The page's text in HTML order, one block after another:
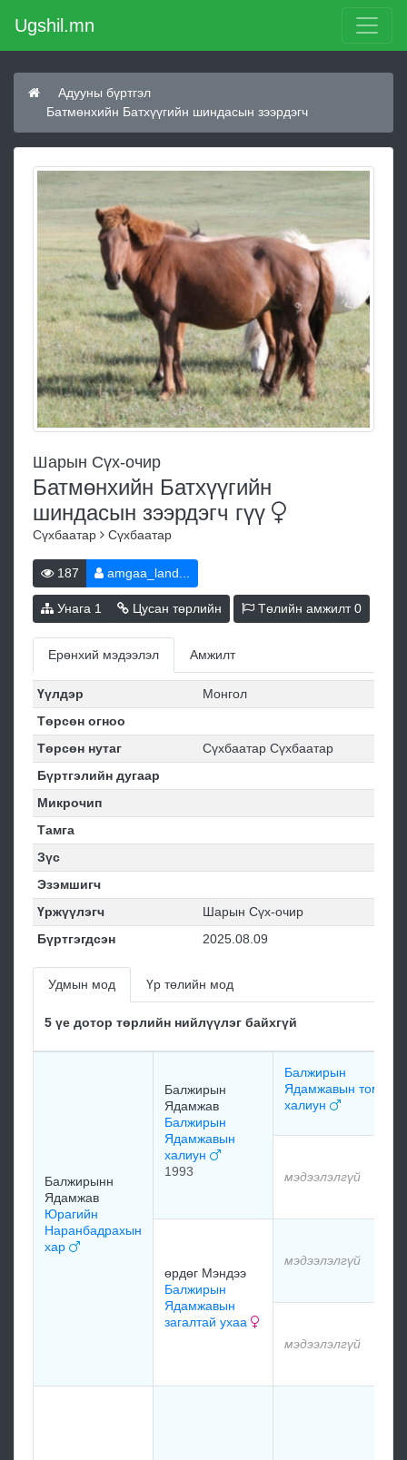
Ugshil.mn
Адууны бүртгэл
Батмөнхийн Батхүүгийн шиндасын зээрдэгч
Шарын Сүх-очир
Батмөнхийн Батхүүгийн
шиндасын зээрдэгч гүү
Сүхбаатар Сүхбаатар
187 amgaa_land...
Унага 1 Цусан төрлийн Төлийн амжилт0
Ерөнхий мэдээлэл Амжилт
Үүлдэр
Монгол
Төрсөн огноо
Төрсөн нутаг
Сүхбаатар Сүхбаатар
Бүртгэлийн дугаар
Микрочип
Тамга
Зүс
Эзэмшигч
Үржүүлэгч
Шарын Сүх-очир
Бүртгэгдсэн
2025.08.09
Удмын мод Үр төлийн мод
5 үе дотор төрлийн нийлүүлэг байхгүй
Балжирынн
Ядамжав
Юрагийн
Наранбадрахын
хар
Балжирын
Ядамжав
Балжирын
Ядамжавын
халиун
1993
Балжирын
Ядамжавын том
халиун
мэдээлэлгүй
өрдөг Мэндээ
Балжирын
Ядамжавын
загалтай ухаа
мэдээлэлгүй
мэдээлэлгүй